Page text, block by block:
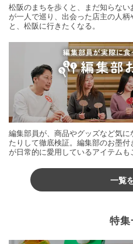
松阪のまちを歩くと、まだ知らな
が一人で巡り、出会った店主の人
と、松阪に行きたくなる。
編集部員が、商品やグッズなど気
たりして徹底検証。編集部のお墨
が日常的に愛用しているアイテムも
一覧
特